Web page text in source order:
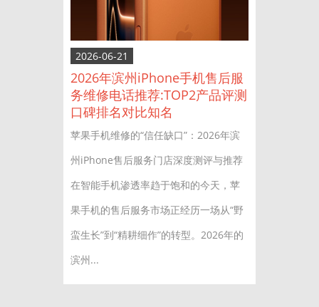
2026-06-21
2026年滨州iPhone手机售后服
务维修电话推荐:TOP2产品评测
口碑排名对比知名
苹果手机维修的“信任缺口”：2026年滨
州iPhone售后服务门店深度测评与推荐
在智能手机渗透率趋于饱和的今天，苹
果手机的售后服务市场正经历一场从“野
蛮生长”到“精耕细作”的转型。2026年的
滨州...